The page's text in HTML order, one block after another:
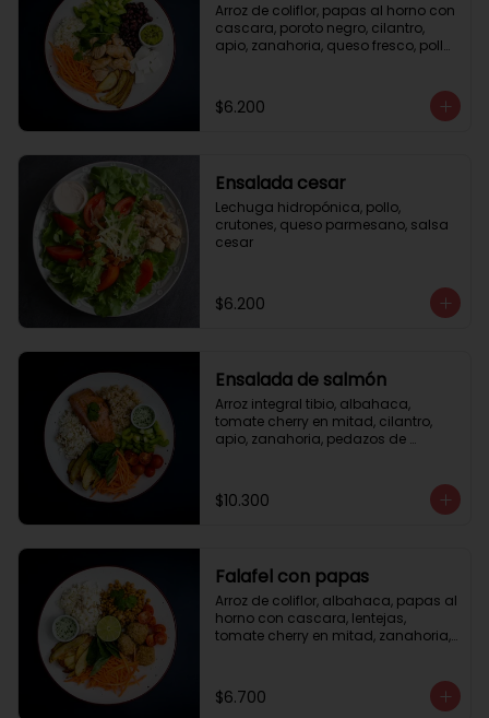
Arroz de coliflor, papas al horno con
cascara, poroto negro, cilantro,
apio, zanahoria, queso fresco, pollo
$6.200
Ensalada cesar
Lechuga hidropónica, pollo,
crutones, queso parmesano, salsa
cesar
$6.200
Ensalada de salmón
Arroz integral tibio, albahaca,
tomate cherry en mitad, cilantro,
apio, zanahoria, pedazos de
verde, limón.
$10.300
Falafel con papas
Arroz de coliflor, albahaca, papas al
horno con cascara, lentejas,
tomate cherry en mitad, zanahoria,
$6.700